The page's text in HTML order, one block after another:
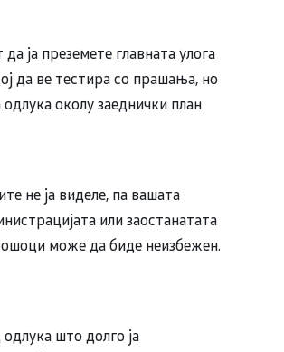
ја преземете главната улога
да ве тестира со прашања, но
околу заеднички план
не ја виделе, па вашата
или заостанатата
може да биде неизбежен.
што долго ја